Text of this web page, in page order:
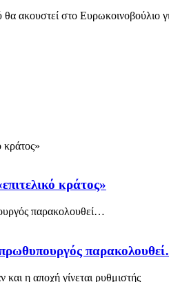
ακουστεί στο Ευρωκοινοβούλιο
κράτος»